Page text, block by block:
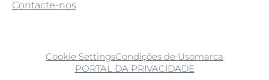
Contacte-nos
Cookie SettingsCondições de Usomarca
PORTAL DA PRIVACIDADE